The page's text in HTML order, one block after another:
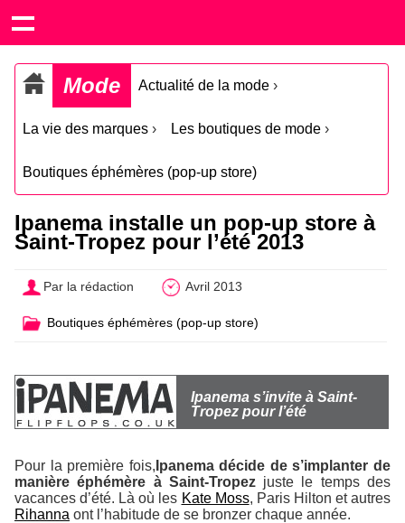
Mode Actualité de la mode ›
La vie des marques › Les boutiques de mode ›
Boutiques éphémères (pop-up store)
Ipanema installe un pop-up store à
Saint-Tropez pour l’été 2013
Par la rédaction Avril 2013
Boutiques éphémères (pop-up store)
Ipanema s’invite à Saint-
Tropez pour l’été
Pour la première fois, Ipanema décide de s’implanter de
manière éphémère à Saint-Tropezjuste le temps des
vacances d’été. Là où les Kate Moss, Paris Hilton et autres
Rihanna ont l’habitude de se bronzer chaque année.